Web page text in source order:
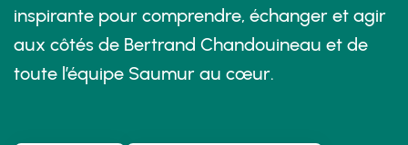
inspirante pour comprendre, échanger et agir
aux côtés de Bertrand Chandouineau et de
toute l’équipe Saumur au cœur.